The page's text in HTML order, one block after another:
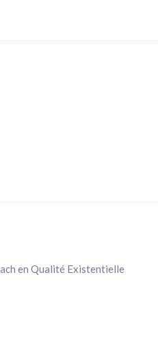
en Qualité Existentielle